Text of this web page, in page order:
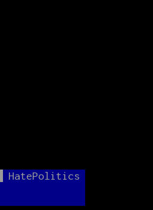
HatePolitics